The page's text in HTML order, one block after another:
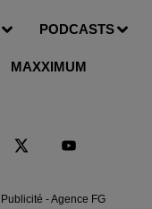
PODCASTS
MAXXIMUM
Publicité - Agence FG